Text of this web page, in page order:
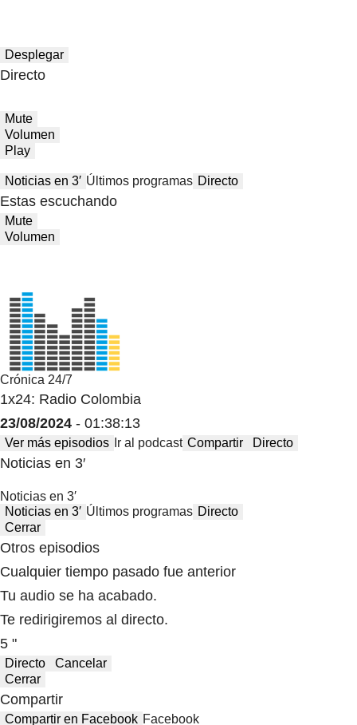
Desplegar
Directo
Mute
Volumen
Play
Noticias en 3′ Últimos programas Directo
Estas escuchando
Mute
Volumen
Crónica 24/7
1x24: Radio Colombia
23/08/2024 - 01:38:13
Ver más episodios Ir al podcast Compartir Directo
Noticias en 3′
Noticias en 3′
Noticias en 3′ Últimos programas Directo
Cerrar
Otros episodios
Cualquier tiempo pasado fue anterior
Tu audio se ha acabado.
Te redirigiremos al directo.
5 "
Directo
Cancelar
Cerrar
Compartir
Compartir en Facebook Facebook